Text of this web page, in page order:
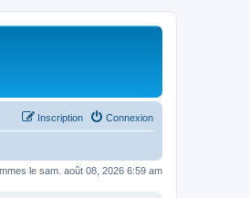
Connexion
Inscription
le sam. août 08, 2026 6:59 am